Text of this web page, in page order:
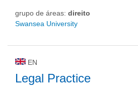
grupo de áreas: direito
Swansea University
EN
Legal Practice